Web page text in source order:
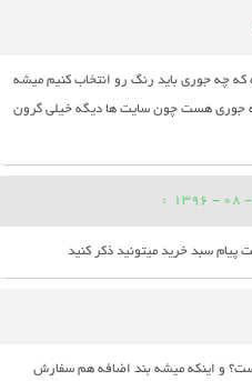
که چه جوری باید رنگ رو انتخاب کنیم میشه
چه جوری هست چون سایت ها دیگه خیلی گرون
:
سبد خرید میتونید ذکر کنید
و اینکه میشه بند اضافه هم سفارش